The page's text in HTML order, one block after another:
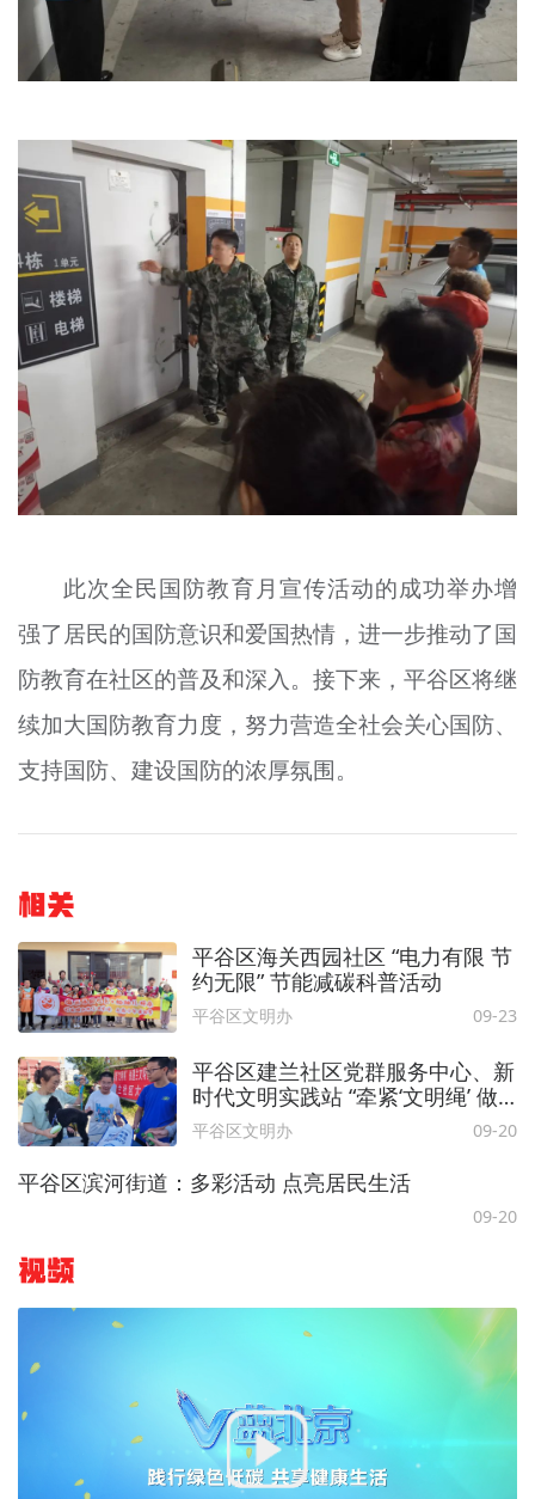
此次全民国防教育月宣传活动的成功举办增
强了居民的国防意识和爱国热情，进一步推动了国
防教育在社区的普及和深入。接下来，平谷区将继
续加大国防教育力度，努力营造全社会关心国防、
支持国防、建设国防的浓厚氛围。
相关
平谷区海关西园社区 “电力有限 节
约无限” 节能减碳科普活动
平谷区文明办 09-23
平谷区建兰社区党群服务中心、新
时代文明实践站 “牵紧‘文明绳’ 做
建兰文明养犬人”活动
平谷区文明办 09-20
平谷区滨河街道：多彩活动 点亮居民生活
09-20
视频